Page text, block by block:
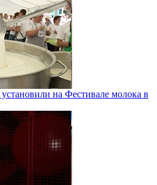
на Фестивале молока в